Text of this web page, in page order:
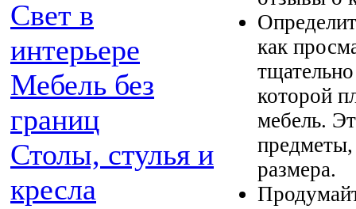
Свет в
интерьере
Мебель без
границ
Столы, стулья и
кресла
как
которой
мебель.
предметы,
размера.